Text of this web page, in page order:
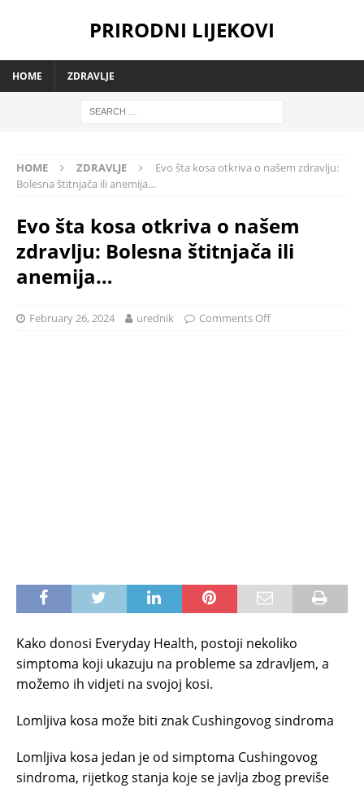
PRIRODNI LIJEKOVI
HOME ZDRAVLJE
HOME ZDRAVLJE
Evo šta kosa otkriva o našem zdravlju:
Bolesna štitnjača ili anemija…
Evo šta kosa otkriva o našem
zdravlju: Bolesna štitnjača ili
anemija…
February 26, 2024 urednik Comments Off
Kako donosi Everyday Health, postoji nekoliko
simptoma koji ukazuju na probleme sa zdravljem, a
možemo ih vidjeti na svojoj kosi.
Lomljiva kosa može biti znak Cushingovog sindroma
Lomljiva kosa jedan je od simptoma Cushingovog
sindroma, rijetkog stanja koje se javlja zbog previše